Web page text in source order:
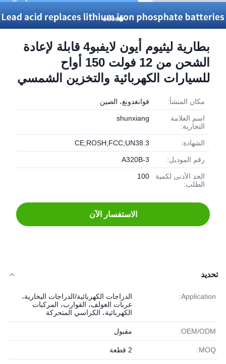
بطارية ليثيوم أيون لايفبو4 قابلة لإعادة
الشحن من 12 فولت 150 أواح
للسيارات الكهربائية والتخزين الشمسي
مكان المنشأ: قوانغدونغ، الصين
اسم العلامة
التجارية:
shunxiang
الشهادة: CE;ROSH;FCC;UN38.3
رقم الموديل: A320B-3
الحد الأدنى لكمية
الطلب:
100
الاستفسار الآن
تحديد
Application:
الدراجات الكهربائية/الدراجات البخارية،
عربات الغولف، القوارب، المركبات
الكهربائية، الكراسي المتحركة
OEM/ODM: مقبول
MOQ: 2 قطعة